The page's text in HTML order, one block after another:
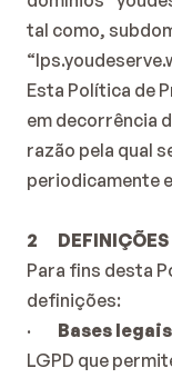
tal como,
Esta Política de
em decorrência
razão pela qual
periodicamente
2      DEFINIÇÕES
Para fins desta
definições:
· Bases
LGPD que